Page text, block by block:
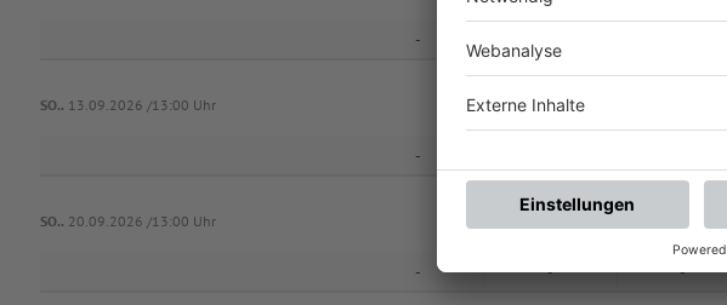
-
SO.. 13.09.2026 /13:00 Uhr FC Röthlein/Schwebheim e.V.
-
SO.. 20.09.2026 /13:00 Uhr TSV 1928 Eßleben
- - -